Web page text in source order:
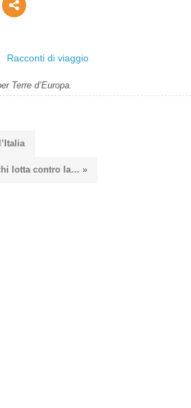
Racconti di viaggio
Terre d’Europa.
lotta contro la… »